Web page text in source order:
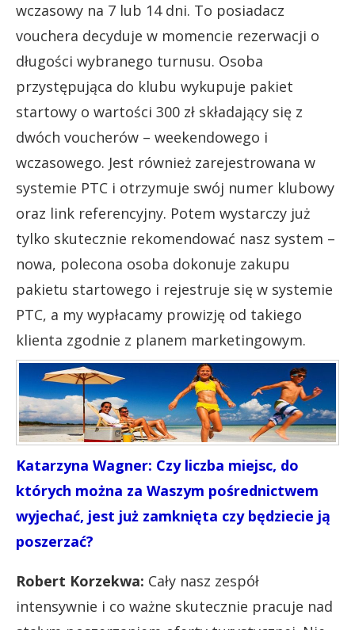
wczasowy na 7 lub 14 dni. To posiadacz
vouchera decyduje w momencie rezerwacji o
długości wybranego turnusu. Osoba
przystępująca do klubu wykupuje pakiet
startowy o wartości 300 zł składający się z
dwóch voucherów – weekendowego i
wczasowego. Jest również zarejestrowana w
systemie PTC i otrzymuje swój numer klubowy
oraz link referencyjny. Potem wystarczy już
tylko skutecznie rekomendować nasz system –
nowa, polecona osoba dokonuje zakupu
pakietu startowego i rejestruje się w systemie
PTC, a my wypłacamy prowizję od takiego
klienta zgodnie z planem marketingowym.
Katarzyna Wagner: Czy liczba miejsc, do
których można za Waszym pośrednictwem
wyjechać, jest już zamknięta czy będziecie ją
poszerzać?
Robert Korzekwa: Cały nasz zespół
intensywnie i co ważne skutecznie pracuje nad